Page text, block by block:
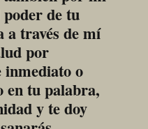
de tu
a través de mí
por
inmediato o
en tu palabra,
y te doy